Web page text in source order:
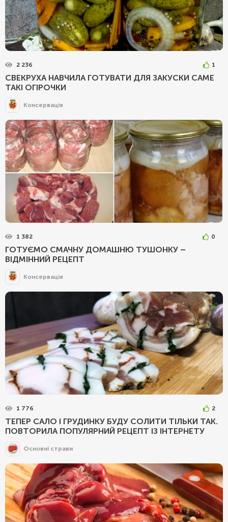
2 236 1
СВЕКРУХА НАВЧИЛА ГОТУВАТИ ДЛЯ ЗАКУСКИ САМЕ
ТАКІ ОГІРОЧКИ
Консервація
1 382 0
ГОТУЄМО СМАЧНУ ДОМАШНЮ ТУШОНКУ –
ВІДМІННИЙ РЕЦЕПТ
Консервація
1 776 2
ТЕПЕР САЛО І ГРУДИНКУ БУДУ СОЛИТИ ТІЛЬКИ ТАК.
ПОВТОРИЛА ПОПУЛЯРНИЙ РЕЦЕПТ ІЗ ІНТЕРНЕТУ
Основні страви